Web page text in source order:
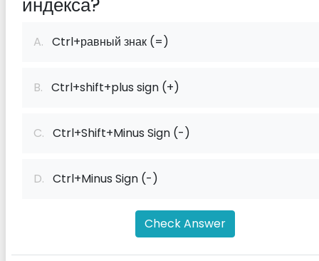
A. Ctrl+равный знак (=)
B. Ctrl+shift+plus sign (+)
C. Ctrl+Shift+Minus Sign (-)
D. Ctrl+Minus Sign (-)
Check Answer